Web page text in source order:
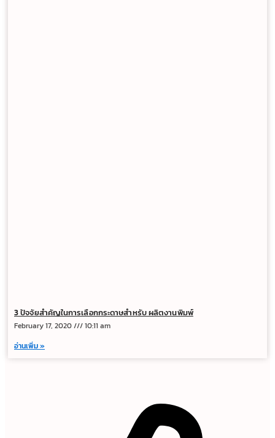
3 ปัจจัยสำคัญในการเลือกกระดาษสำหรับ ผลิตงานพิมพ์
February 17, 2020
10:11 am
อ่านเพิ่ม »